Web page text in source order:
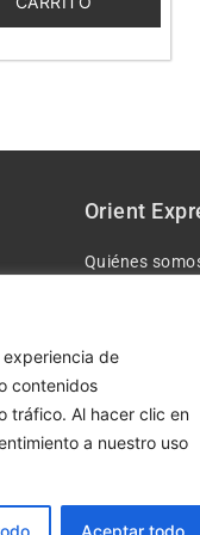
experiencia de
contenidos
tráfico. Al hacer clic en
a nuestro uso
Aceptar todo
Orient
Quiénes
Condiciones
Política de
Política de
– Sáb de 10:00-13:30